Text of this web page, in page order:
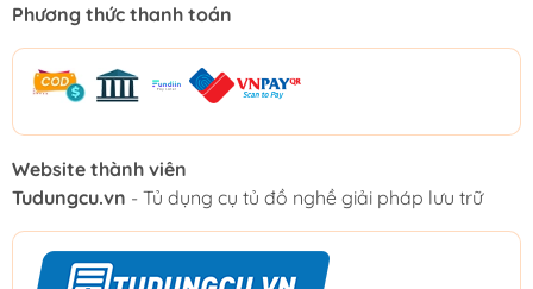
Phương thức thanh toán
Website thành viên
Tudungcu.vn - Tủ dụng cụ tủ đồ nghề giải pháp lưu trữ